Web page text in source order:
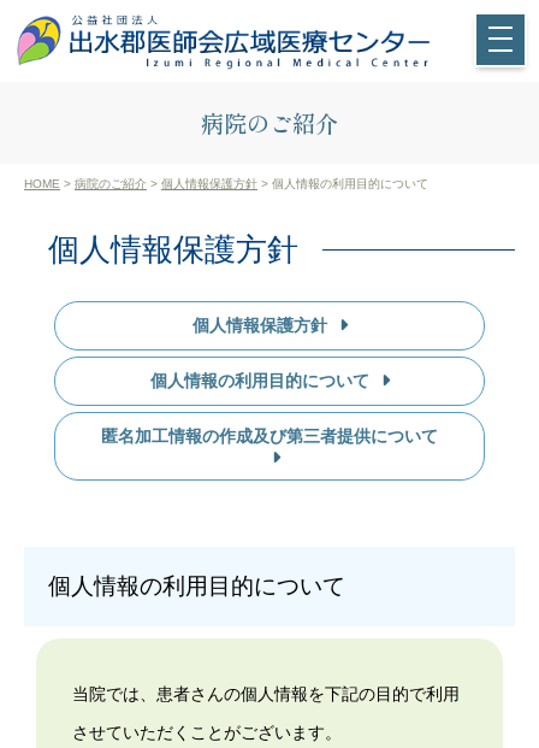
病院のご紹介
HOME > 病院のご紹介 > 個人情報保護方針 > 個人情報の利用目的について
個人情報保護方針
個人情報保護方針
個人情報の利用目的について
匿名加工情報の作成及び第三者提供について
個人情報の利用目的について
当院では、患者さんの個人情報を下記の目的で利用
させていただくことがございます。